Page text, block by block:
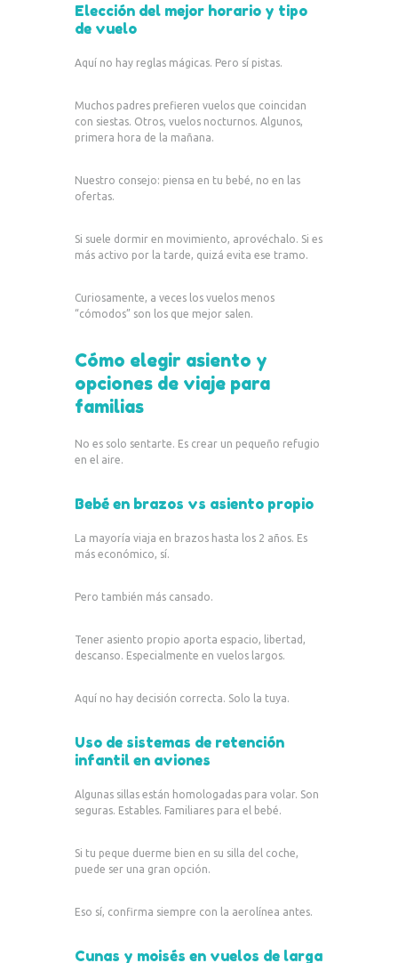
Elección del mejor horario y tipo
de vuelo
Aquí no hay reglas mágicas. Pero sí pistas.
Muchos padres prefieren vuelos que coincidan
con siestas. Otros, vuelos nocturnos. Algunos,
primera hora de la mañana.
Nuestro consejo: piensa en tu bebé, no en las
ofertas.
Si suele dormir en movimiento, aprovéchalo. Si es
más activo por la tarde, quizá evita ese tramo.
Curiosamente, a veces los vuelos menos
“cómodos” son los que mejor salen.
Cómo elegir asiento y
opciones de viaje para
familias
No es solo sentarte. Es crear un pequeño refugio
en el aire.
Bebé en brazos vs asiento propio
La mayoría viaja en brazos hasta los 2 años. Es
más económico, sí.
Pero también más cansado.
Tener asiento propio aporta espacio, libertad,
descanso. Especialmente en vuelos largos.
Aquí no hay decisión correcta. Solo la tuya.
Uso de sistemas de retención
infantil en aviones
Algunas sillas están homologadas para volar. Son
seguras. Estables. Familiares para el bebé.
Si tu peque duerme bien en su silla del coche,
puede ser una gran opción.
Eso sí, confirma siempre con la aerolínea antes.
Cunas y moisés en vuelos de larga